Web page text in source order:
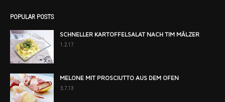
POPULAR POSTS
SCHNELLER KARTOFFELSALAT NACH TIM MÄLZER
1.2.17
MELONE MIT PROSCIUTTO AUS DEM OFEN
3.7.13